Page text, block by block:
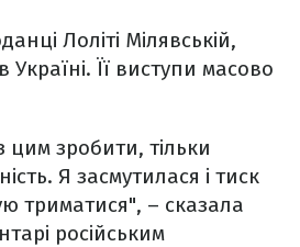
Лоліті Мілявській,
Її виступи масово
цим зробити, тільки
Я засмутилася і тиск
триматися", – сказала
російським